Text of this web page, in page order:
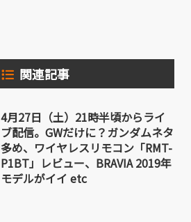
関連記事
4月27日（土）21時半頃からライ
ブ配信。GWだけに？ガンダムネタ
多め、ワイヤレスリモコン「RMT-
P1BT」レビュー、BRAVIA 2019年
モデルがイイ etc